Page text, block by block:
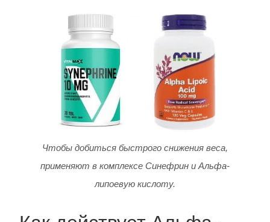
Чтобы добиться быстрого снижения веса,
применяют в комплексе Синефрин и Альфа-
липоевую кислоту.